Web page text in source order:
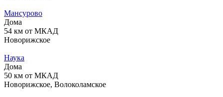
Мансурово
Дома
54 км от МКАД
Новорижское
Наука
Дома
50 км от МКАД
Новорижское, Волоколамское